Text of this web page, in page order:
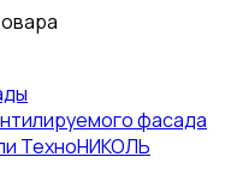
фасада
ТехноНИКОЛЬ